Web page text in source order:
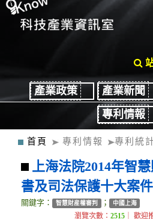
產業政策 產業新聞
專利情報
首頁 專利情報 專利統
上海法院2014年智
書及司法保護十大案件
關鍵字： 智慧財産權審判 ； 中國上海
瀏覽次數：2515 ｜ 歡迎